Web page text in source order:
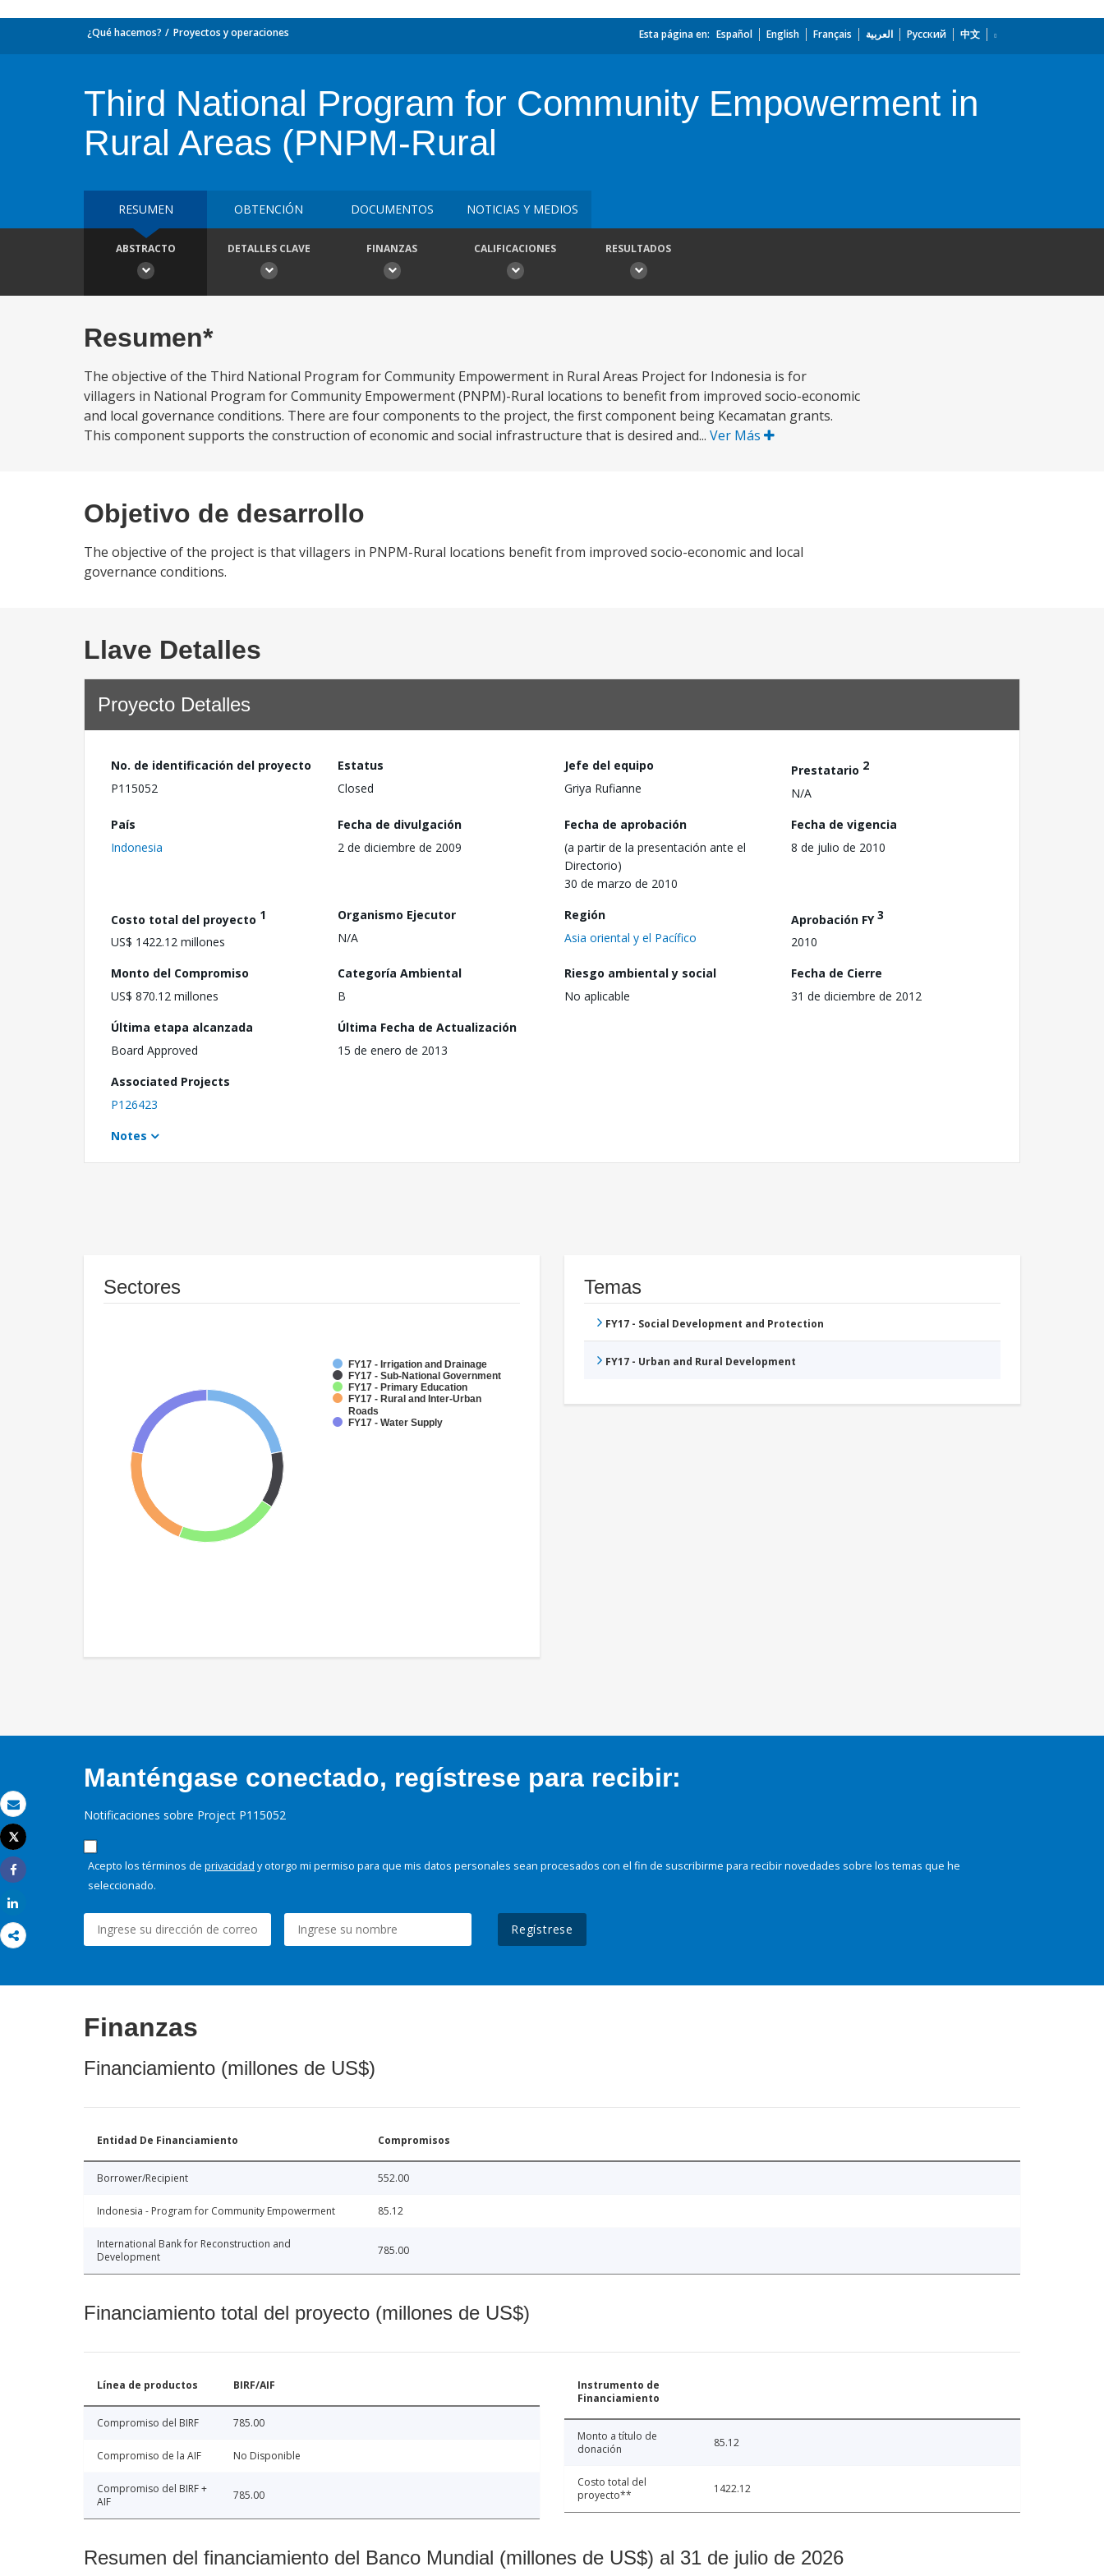
Correo electrónico
Imprimir
Tweet
Share
¿Qué hacemos? Proyectos y operaciones Esta página en: Español English Français العربية Русский 中文
Third National Program for Community Empowerment in
Rural Areas (PNPM-Rural
RESUMEN OBTENCIÓN DOCUMENTOS NOTICIAS Y MEDIOS
ABSTRACTO DETALLES CLAVE FINANZAS CALIFICACIONES RESULTADOS
Resumen*
The objective of the Third National Program for Community Empowerment in Rural Areas Project for Indonesia is for
villagers in National Program for Community Empowerment (PNPM)-Rural locations to benefit from improved socio-economic
and local governance conditions. There are four components to the project, the first component being Kecamatan grants.
This component supports the construction of economic and social infrastructure that is desired and... Ver Más
Objetivo de desarrollo
The objective of the project is that villagers in PNPM-Rural locations benefit from improved socio-economic and local
governance conditions.
Llave Detalles
Proyecto Detalles
No. de identificación del proyecto
P115052
Estatus
Closed
Jefe del equipo
Griya Rufianne
Prestatario 2
N/A
País
Indonesia
Fecha de divulgación
2 de diciembre de 2009
Fecha de aprobación
(a partir de la presentación ante el
Directorio)
30 de marzo de 2010
Fecha de vigencia
8 de julio de 2010
Costo total del proyecto 1
US$ 1422.12 millones
Organismo Ejecutor
N/A
Región
Asia oriental y el Pacífico
Aprobación FY3
2010
Monto del Compromiso
US$ 870.12 millones
Categoría Ambiental
B
Riesgo ambiental y social
No aplicable
Fecha de Cierre
31 de diciembre de 2012
Última etapa alcanzada
Board Approved
Última Fecha de Actualización
15 de enero de 2013
Associated Projects
P126423
Notes
Sectores
FY17 - Irrigation and Drainage
FY17 - Sub-National Government
FY17 - Primary Education
FY17 - Rural and Inter-Urban
Roads
FY17 - Water Supply
Temas
FY17 - Social Development and Protection
FY17 - Urban and Rural Development
Manténgase conectado, regístrese para recibir:
Notificaciones sobre Project P115052
Acepto los términos de privacidad y otorgo mi permiso para que mis datos personales sean procesados con el fin de suscribirme para recibir novedades sobre los temas que he
seleccionado.
Regístrese
Finanzas
Financiamiento (millones de US$)
Entidad De Financiamiento Compromisos
Borrower/Recipient 552.00
Indonesia - Program for Community Empowerment 85.12
International Bank for Reconstruction and
Development
785.00
Financiamiento total del proyecto (millones de US$)
Línea de productos BIRF/AIF
Compromiso del BIRF 785.00
Compromiso de la AIF No Disponible
Compromiso del BIRF +
AIF
785.00
Instrumento de
Financiamiento
Monto a título de
donación
85.12
Costo total del
proyecto**
1422.12
Resumen del financiamiento del Banco Mundial (millones de US$) al 31 de julio de 2026